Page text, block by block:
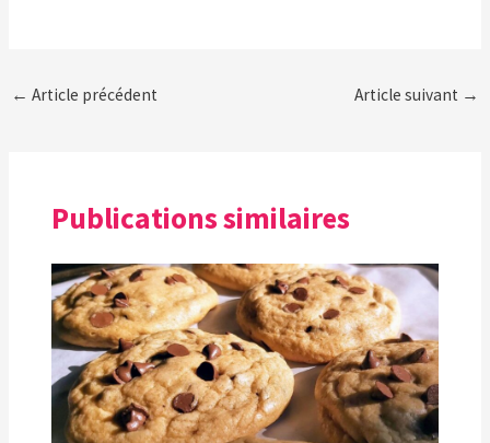
← Article précédent Article suivant →
Publications similaires